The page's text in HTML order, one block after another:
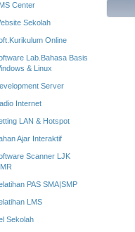
Center
Sekolah
Online
Lab.Bahasa Basis
& Linux
Server
Internet
LAN & Hotspot
Ajar Interaktif
Scanner LJK
PAS SMA|SMP
LMS
Sekolah